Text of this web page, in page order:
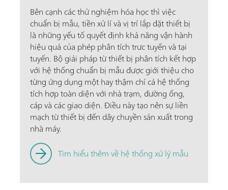
Bên cạnh các thử nghiệm hóa học thì việc
chuẩn bị mẫu, tiền xử lí và vị trí lắp đặt thiết bị
là những yếu tố quyết định khả năng vận hành
hiệu quả của phép phân tích trưc tuyến và tại
tuyến. Bộ giải pháp từ thiết bị phân tích kết hợp
với hệ thống chuẩn bị mẫu được giới thiệu cho
từng ứng dụng một hay thậm chí cả hệ thống
tích hợp toàn diện với nhà trạm, đường ống,
cáp và các giao diện. Điều này tạo nên sự liền
mạch từ thiết bị đến dây chuyền sản xuất trong
nhà máy.
Tìm hiểu thêm về hệ thống xử lý mẫu